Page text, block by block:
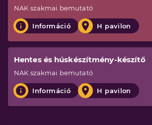
NAK szakmai bemutató
Információ H pavilon
Hentes és húskészítmény-készítő
NAK szakmai bemutató
Információ H pavilon